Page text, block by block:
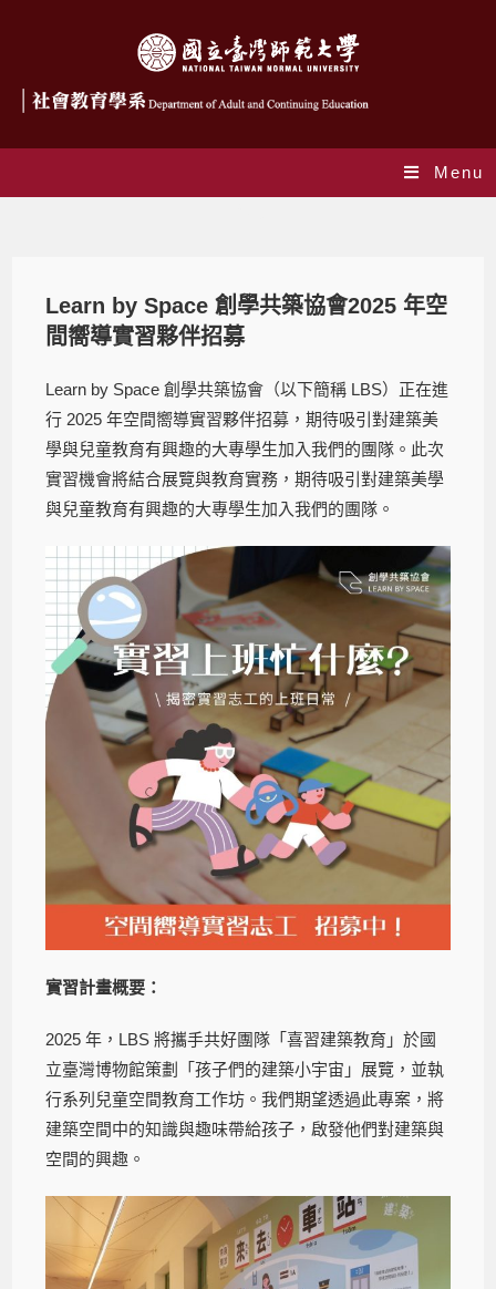
Menu
Learn by Space 創學共築協會2025 年空
間嚮導實習夥伴招募
Learn by Space 創學共築協會（以下簡稱 LBS）正在進
行 2025 年空間嚮導實習夥伴招募，期待吸引對建築美
學與兒童教育有興趣的大專學生加入我們的團隊。此次
實習機會將結合展覽與教育實務，期待吸引對建築美學
與兒童教育有興趣的大專學生加入我們的團隊。
實習計畫概要：
2025 年，LBS 將攜手共好團隊「喜習建築教育」於國
立臺灣博物館策劃「孩子們的建築小宇宙」展覽，並執
行系列兒童空間教育工作坊。我們期望透過此專案，將
建築空間中的知識與趣味帶給孩子，啟發他們對建築與
空間的興趣。